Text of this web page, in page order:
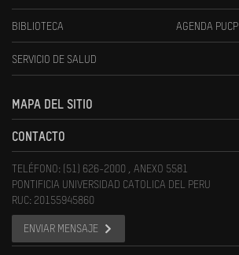
BIBLIOTECA AGENDA PUCP
SERVICIO DE SALUD
MAPA DEL SITIO
CONTACTO
TELÉFONO: (51) 626-2000 , ANEXO 5581
PONTIFICIA UNIVERSIDAD CATOLICA DEL PERU
RUC: 20155945860
ENVIAR MENSAJE